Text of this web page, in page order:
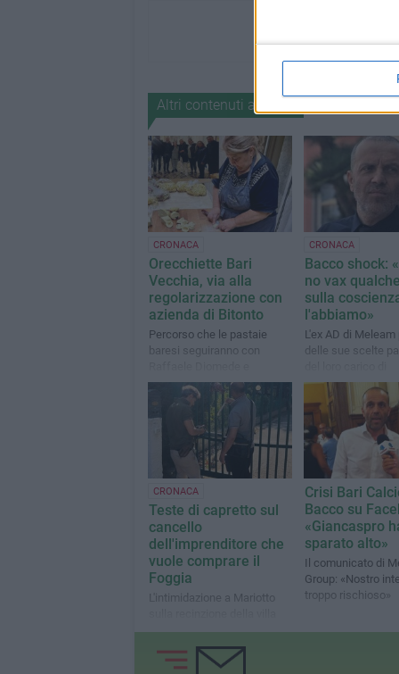
Altri contenuti a tema
CRONACA
Orecchiette Bari
Vecchia, via alla
regolarizzazione con
azienda di Bitonto
Percorso che le pastaie
baresi seguiranno con
Pasquale Bacco
CRONACA
Bacco shock:
no vax
sulla
l'abbiamo»
L'ex AD di Meleam
delle sue scelte
responsabilità
CRONACA
Teste di capretto sul
cancello
dell'imprenditore che
vuole comprare il
Foggia
L'intimidazione a Mariotto
dell'AD di Meleam, Pasquale
Crisi Bari
Bacco su
«Giancaspro
sparato alto»
Il comunicato di
Group: «Nostro
troppo rischioso»